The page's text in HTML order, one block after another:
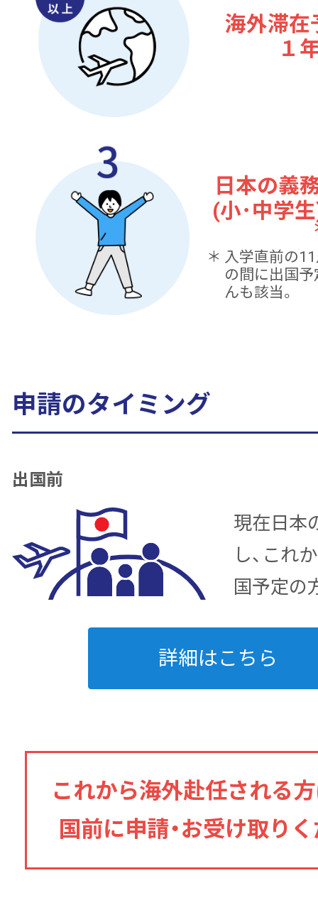
海外滞在
１
日本の義
(小･中学
＊ 入学直前の
の間に出国
んも該当。
申請のタイミング
出国前
現在日本
し、これ
国予定の
詳細はこちら
これから海外赴任される
国前に申請・お受け取り